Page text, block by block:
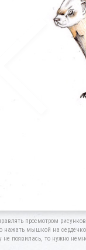
просмотром
нажать мышкой на
не появилась, то нужно